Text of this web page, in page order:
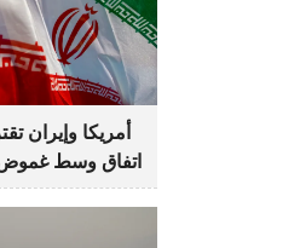
أمريكا وإيران
اتفاق وسط